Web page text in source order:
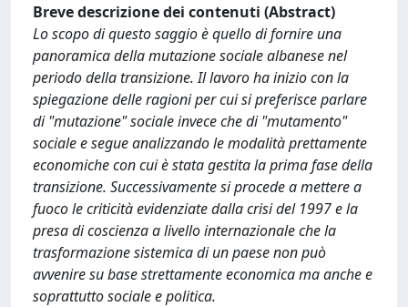
Breve descrizione dei contenuti (Abstract)
Lo scopo di questo saggio è quello di fornire una
panoramica della mutazione sociale albanese nel
periodo della transizione. Il lavoro ha inizio con la
spiegazione delle ragioni per cui si preferisce parlare
di "mutazione" sociale invece che di "mutamento"
sociale e segue analizzando le modalità prettamente
economiche con cui è stata gestita la prima fase della
transizione. Successivamente si procede a mettere a
fuoco le criticità evidenziate dalla crisi del 1997 e la
presa di coscienza a livello internazionale che la
trasformazione sistemica di un paese non può
avvenire su base strettamente economica ma anche e
soprattutto sociale e politica.